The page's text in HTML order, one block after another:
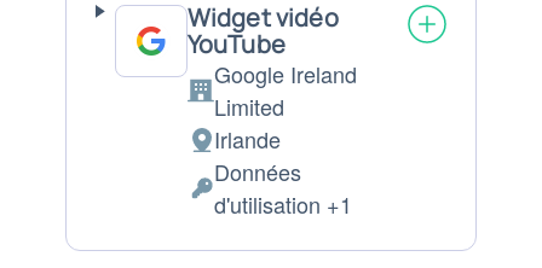
Widget vidéo
YouTube
Entreprise:
Google Ireland
Limited
Lieu
de
traitement
:
Irlande
Données
Données
d'utilisation +1